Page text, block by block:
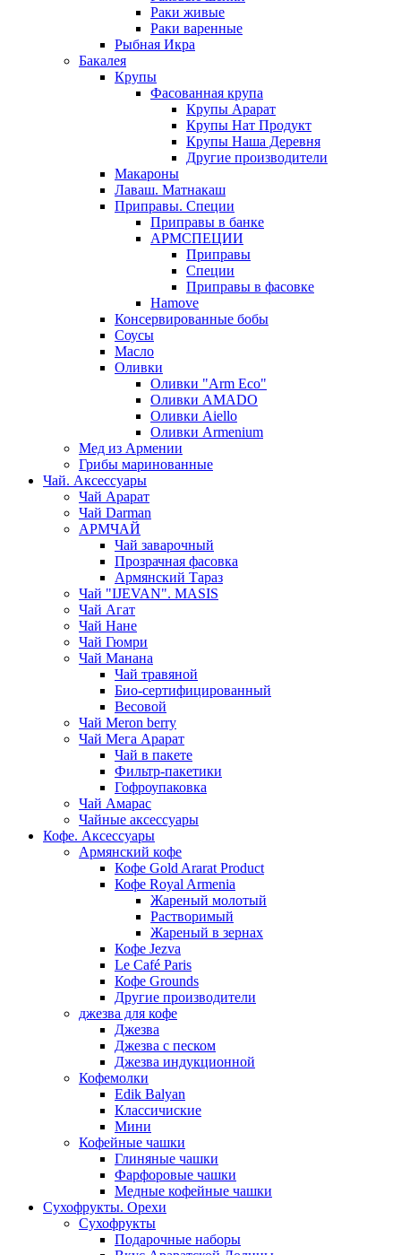
Раки живые
Раки варенные
Рыбная Икра
Бакалея
Крупы
Фасованная крупа
Крупы Арарат
Крупы Нат Продукт
Крупы Наша Деревня
Другие производители
Макароны
Лаваш. Матнакаш
Приправы. Специи
Приправы в банке
АРМСПЕЦИИ
Приправы
Специи
Приправы в фасовке
Hamove
Консервированные бобы
Соусы
Масло
Оливки
Оливки "Arm Eco"
Оливки AMADO
Оливки Aiello
Оливки Armenium
Мед из Армении
Грибы маринованные
Чай. Аксессуары
Чай Арарат
Чай Darman
АРМЧАЙ
Чай заварочный
Прозрачная фасовка
Армянский Тараз
Чай "IJEVAN". MASIS
Чай Агат
Чай Нане
Чай Гюмри
Чай Манана
Чай травяной
Био-сертифицированный
Весовой
Чай Meron berry
Чай Мега Арарат
Чай в пакете
Фильтр-пакетики
Гофроупаковка
Чай Амарас
Чайные аксессуары
Кофе. Аксессуары
Армянский кофе
Кофе Gold Ararat Product
Кофе Royal Armenia
Жареный молотый
Растворимый
Жареный в зернах
Кофе Jezva
Le Café Paris
Кофе Grounds
Другие производители
джезва для кофе
Джезва
Джезва с песком
Джезва индукционной
Кофемолки
Edik Balyan
Классичиские
Мини
Кофейные чашки
Глиняные чашки
Фарфоровые чашки
Медные кофейные чашки
Сухофрукты. Орехи
Сухофрукты
Подарочные наборы